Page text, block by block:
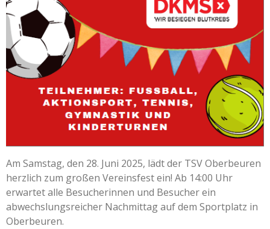
Am Samstag, den 28. Juni 2025, lädt der TSV Oberbeuren
herzlich zum großen Vereinsfest ein! Ab 14:00 Uhr
erwartet alle Besucherinnen und Besucher ein
abwechslungsreicher Nachmittag auf dem Sportplatz in
Oberbeuren.